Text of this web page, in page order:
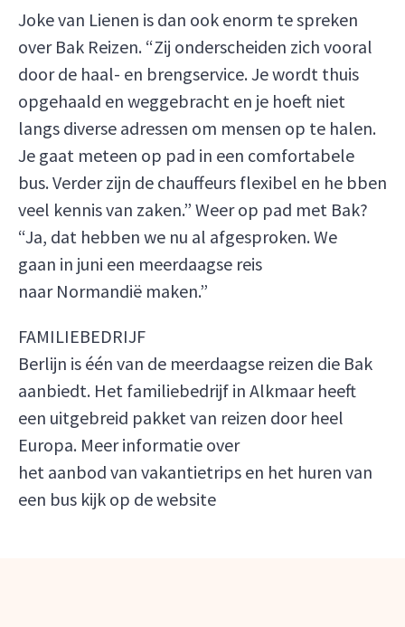
Joke van Lienen is dan ook enorm te spreken
over Bak Reizen. “Zij onderscheiden zich vooral
door de haal- en brengservice. Je wordt thuis
opgehaald en weggebracht en je hoeft niet
langs diverse adressen om mensen op te halen.
Je gaat meteen op pad in een comfortabele
bus. Verder zijn de chauffeurs flexibel en he bben
veel kennis van zaken.” Weer op pad met Bak?
“Ja, dat hebben we nu al afgesproken. We
gaan in juni een meerdaagse reis
naar Normandië maken.”
FAMILIEBEDRIJF
Berlijn is één van de meerdaagse reizen die Bak
aanbiedt. Het familiebedrijf in Alkmaar heeft
een uitgebreid pakket van reizen door heel
Europa. Meer informatie over
het aanbod van vakantietrips en het huren van
een bus kijk op de website